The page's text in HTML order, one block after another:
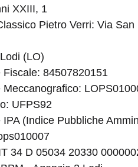
XXIII, 1
Pietro Verri: Via San
(LO)
Fiscale: 84507820151
Meccanografico:
UFPS92
IPA (Indice Pubbliche
34 D 05034 20330